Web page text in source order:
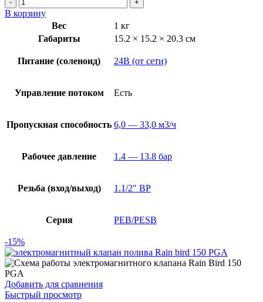
В корзину
Вес
1 кг
Габариты
15.2 × 15.2 × 20.3 см
Питание (соленоид) 24В (от сети)
Управление потоком Есть
Пропускная способность 6,0 — 33,0 м3/ч
Рабочее давление 1.4 — 13.8 бар
Резьба (вход/выход) 1.1/2" ВР
Серия PEB/PESB
-15%
Добавить для сравнения
Быстрый просмотр